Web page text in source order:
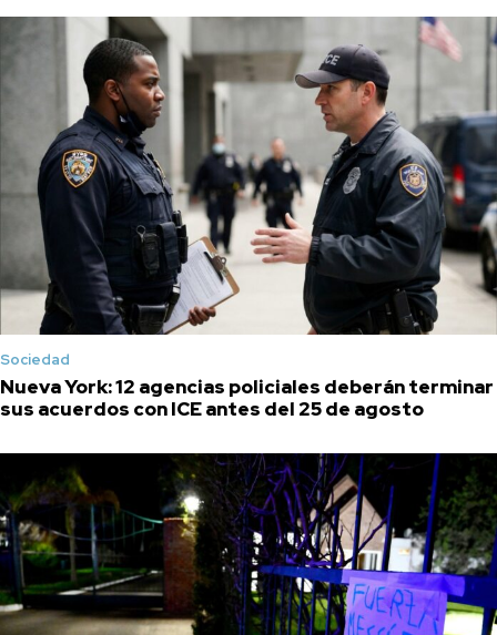
Sociedad
Nueva York: 12 agencias policiales deberán terminar
sus acuerdos con ICE antes del 25 de agosto